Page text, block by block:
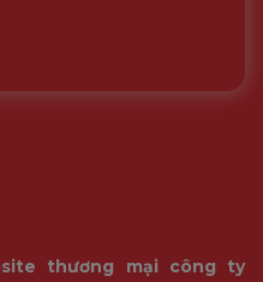
thương mại công ty